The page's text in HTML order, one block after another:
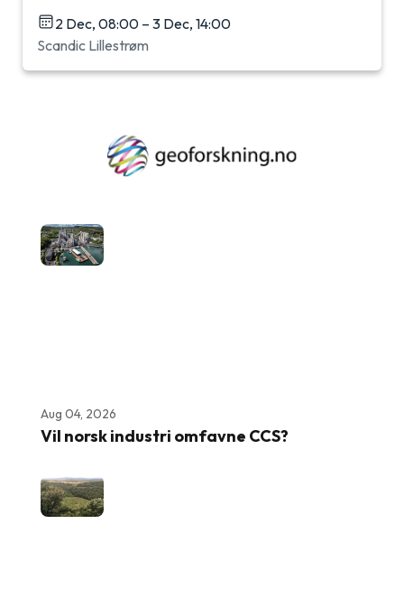
2 Dec, 08:00 – 3 Dec, 14:00
Scandic Lillestrøm
Aug 04, 2026
Vil norsk industri omfavne CCS?